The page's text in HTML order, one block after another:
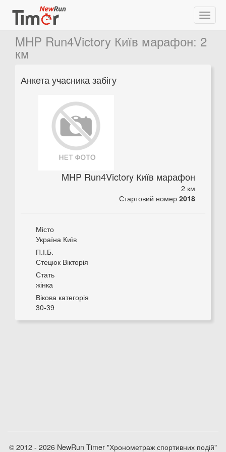
MHP Run4Victory Київ марафон: 2
км
Анкета учасника забігу
MHP Run4Victory Київ марафон
2 км
Стартовий номер 2018
Місто
Україна Київ
П.І.Б.
Стецюк Вікторія
Стать
жінка
Вікова категорія
30-39
© 2012 - 2026 NewRun Timer "Хронометраж спортивних подій"